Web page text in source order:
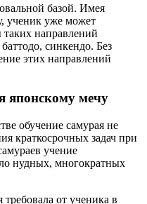
базой. Имея
ученик уже может
направлений
синкендо. Без
этих направлений
японскому мечу
обучение самурая не
краткосрочных задач при
учение
нудных, многократных
требовала от ученика в